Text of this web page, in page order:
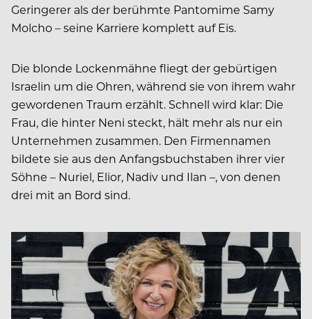
Geringerer als der berühmte Pantomime Samy
Molcho – seine Karriere komplett auf Eis.
Die blonde Lockenmähne fliegt der gebürtigen
Israelin um die Ohren, während sie von ihrem wahr
gewordenen Traum erzählt. Schnell wird klar: Die
Frau, die hinter Neni steckt, hält mehr als nur ein
Unternehmen zusammen. Den Firmennamen
bildete sie aus den Anfangsbuchstaben ihrer vier
Söhne – Nuriel, Elior, Nadiv und Ilan –, von denen
drei mit an Bord sind.